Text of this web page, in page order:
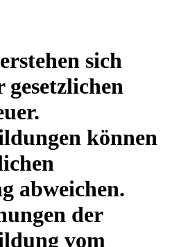
sich
können
abweichen.
der
vom